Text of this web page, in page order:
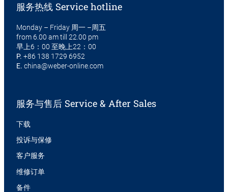
服务热线 Service hotline
Monday – Friday 周一 –周五
from 6.00 am till 22.00 pm
早上6：00 至晚上22：00
P. +86 138 1729 6952
E. china@weber-online.com
服务与售后 Service & After Sales
下载
投诉与保修
客户服务
维修订单
备件